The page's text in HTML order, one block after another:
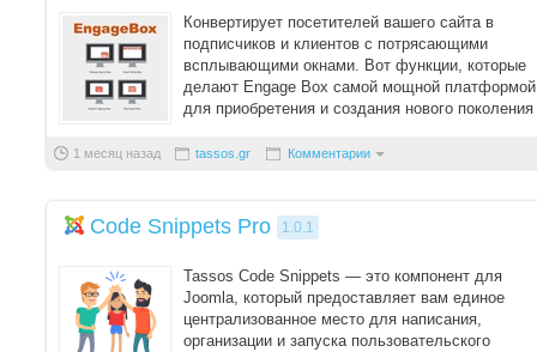
Конвертирует посетителей вашего сайта в
подписчиков и клиентов с потрясающими
всплывающими окнами. Вот функции, которые
делают Engage Box самой мощной платформой
для приобретения и создания нового поколения
1 месяц назад tassos.gr Комментарии
Code Snippets Pro 1.0.1
Tassos Code Snippets — это компонент для
Joomla, который предоставляет вам единое
централизованное место для написания,
организации и запуска пользовательского